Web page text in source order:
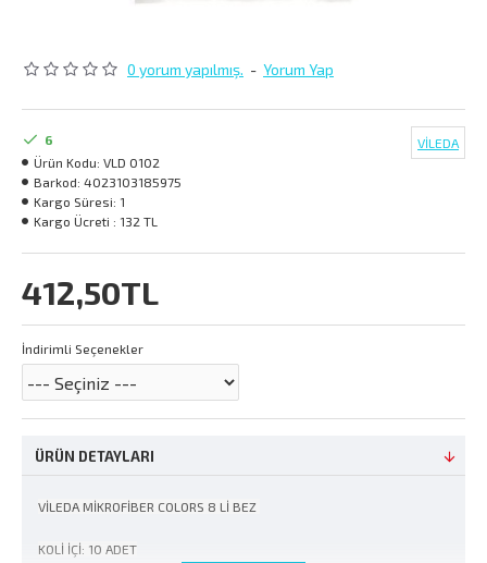
0 yorum yapılmış. - Yorum Yap
412,50TL
6
Ürün Kodu: VLD 0102
Barkod: 4023103185975
Kargo Süresi: 1
Kargo Ücreti : 132 TL
VİLEDA
İndirimli Seçenekler
ÜRÜN DETAYLARI
VİLEDA MİKROFİBER COLORS 8 Lİ BEZ
KOLİ İÇİ: 10 ADET